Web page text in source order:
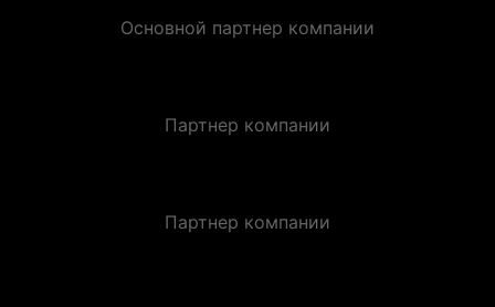
Основной партнер компании
Партнер компании
Партнер компании